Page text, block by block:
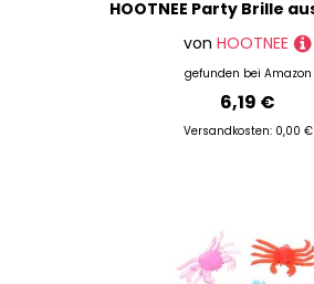
von HOOTNEE
gefunden bei Amazon
6,19 €
Versandkosten: 0,00 €